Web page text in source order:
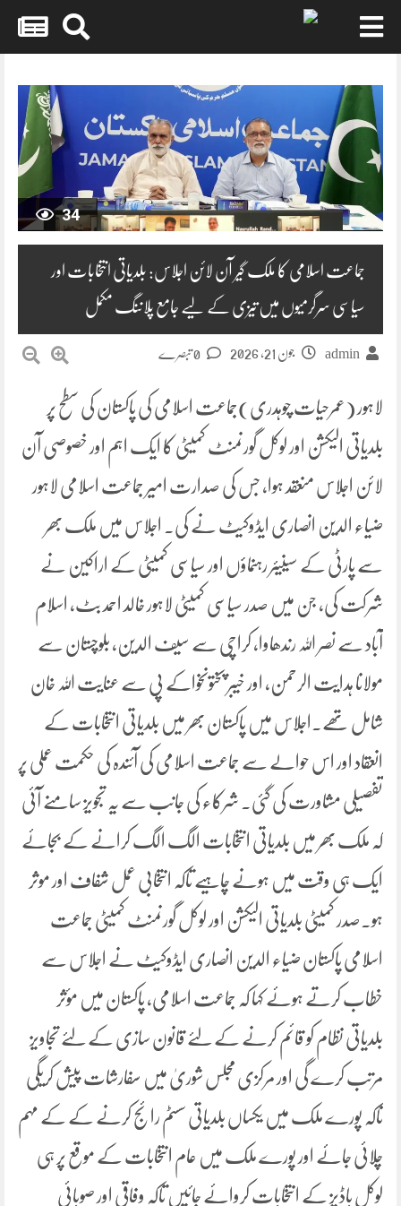
content
34
جماعت اسلامی کا ملک گیر آن لائن اجلاس: بلدیاتی انتخابات اور
سیاسی سرگرمیوں میں تیزی کے لیے جامع پلاننگ مکمل
admin جون 21, 2026
لاہور (عمرحیات چوہدری)جماعت اسلامی کی پاکستان کی سطح پر
بلدیاتی الیکشن اور لوکل گورنمنٹ کمیٹی کا ایک اہم اور خصوصی آن
لائن اجلاس منعقد ہوا، جس کی صدارت امیر جماعت اسلامی لاہور
ضیاء الدین انصاری ایڈوکیٹ نے کی۔ اجلاس میں ملک بھر
سے پارٹی کے سینیئر رہنماؤں اور سیاسی کمیٹی کے اراکین نے
شرکت کی، جن میں صدر سیاسی کمیٹی لاہور خالد احمد بٹ، اسلام
آباد سے نصر اللہ رندھاوا، کراچی سے سیف الدین، بلوچستان سے
مولانا ہدایت الرحمن، اور خیبر پختونخواکے پی سے عنایت اللہ خان
شامل تھے۔اجلاس میں پاکستان بھر میں بلدیاتی انتخابات کے
انعقاد اور اس حوالے سے جماعت اسلامی کی آئندہ کی حکمت عملی پر
تفصیلی مشاورت کی گئی۔ شرکاء کی جانب سے یہ تجویز سامنے آئی
کہ ملک بھر میں بلدیاتی انتخابات الگ الگ کرانے کے بجائے
ایک ہی وقت میں ہونے چاہیے تاکہ انتخابی عمل شفاف اور موثر
ہو۔صدر کمیٹی بلدیاتی الیکشن اور لوکل گورنمنٹ کمیٹی جماعت
اسلامی پاکستان ضیاء الدین انصاری ایڈوکیٹ نے اجلاس سے
خطاب کرتے ہوئے کہا کہ جماعت اسلامی، پاکستان میں مؤثر
بلدیاتی نظام کو قائم کرنے کے لئے قانون سازی کے لئے تجاویز
مرتب کرے گی اور مرکزی مجلس شوریٰ میں سفارشات پیش کریگی
تاکہ پورے ملک میں یکساں بلدیاتی سسٹم رائج کرنے کے کے مہم
چلائی جائے اور پورے ملک میں عام انتخابات کے موقع پر ہی
لوکل باڈیز کے انتخابات کروائے جائیں تاکہ وفاقی اور صوبائی